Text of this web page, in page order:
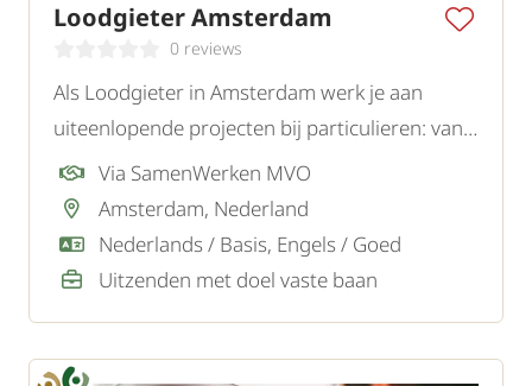
Loodgieter Amsterdam
0 reviews
Als Loodgieter in Amsterdam werk je aan
uiteenlopende projecten bij particulieren: van
het installeren van sanitair tot het verhelpen
van lekkages.
Via SamenWerken MVO
Amsterdam, Nederland
Nederlands / Basis, Engels / Goed
Uitzenden met doel vaste baan